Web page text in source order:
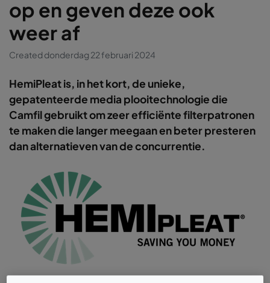
op en geven deze ook
weer af
Created donderdag 22 februari 2024
HemiPleat is, in het kort, de unieke,
gepatenteerde media plooitechnologie die
Camfil gebruikt om zeer efficiënte filterpatronen
te maken die langer meegaan en beter presteren
dan alternatieven van de concurrentie.